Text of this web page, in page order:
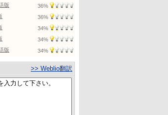
版 36%
36%
34%
34%
版 34%
>> Weblio翻訳